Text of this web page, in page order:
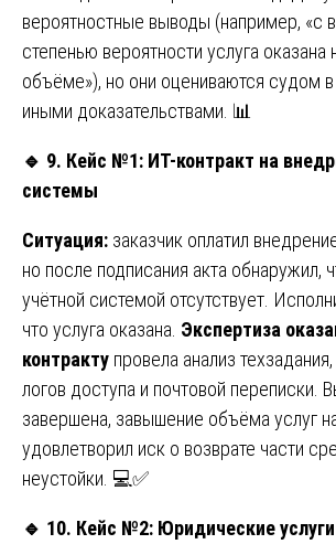
вероятностные выводы (например, «с
степенью вероятности услуга оказана
объёме»), но они оцениваются судом
иными доказательствами. 📊
🔹 9. Кейс №1: ИТ-контракт на
системы
Ситуация: заказчик оплатил
но после подписания акта обнаружил,
учётной системой отсутствует.
что услуга оказана. Экспертиза
контракту провела анализ
логов доступа и почтовой переписки.
завершена, завышение объёма услуг
удовлетворил иск о возврате части
неустойки. 💻✅
🔹 10. Кейс №2: Юридические